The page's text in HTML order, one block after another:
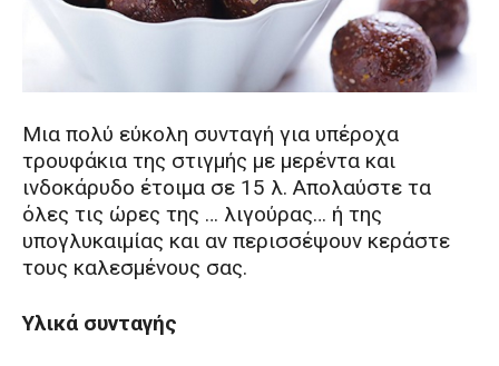
Μια πολύ εύκολη συνταγή για υπέροχα
τρουφάκια της στιγμής με μερέντα και
ινδοκάρυδο έτοιμα σε 15 λ. Απολαύστε τα
όλες τις ώρες της … λιγούρας… ή της
υπογλυκαιμίας και αν περισσέψουν κεράστε
τους καλεσμένους σας.
Υλικά συνταγής